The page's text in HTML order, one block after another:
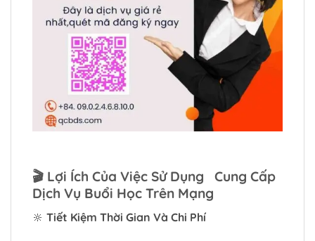
🎬 Lợi Ích Của Việc Sử Dụng Cung Cấp
Dịch Vụ Buổi Học Trên Mạng
🔆 Tiết Kiệm Thời Gian Và Chi Phí